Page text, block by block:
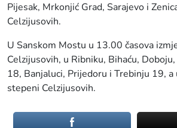
Pijesak, Mrkonjić Grad, Sarajevo i
Celzijusovih.
U Sanskom Mostu u 13.00 časova
Celzijusovih, u Ribniku, Bihaću,
18, Banjaluci, Prijedoru i Trebinju 19,
stepeni Celzijusovih.